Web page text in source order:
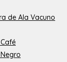
de Ala Vacuno